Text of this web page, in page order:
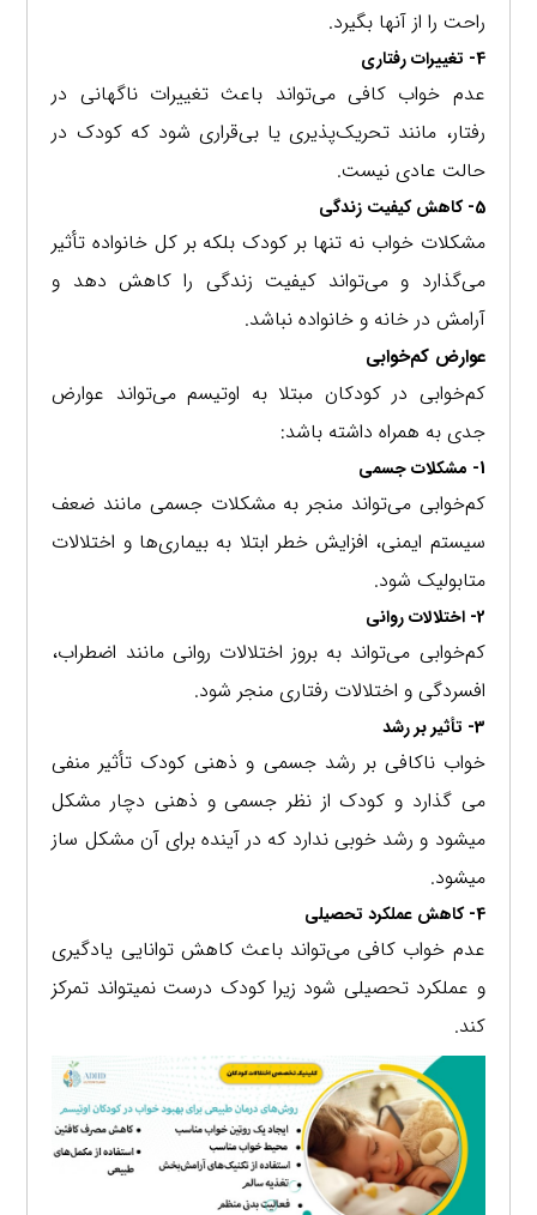
راحت را از آنها بگیرد.
4- تغییرات رفتاری
عدم خواب کافی می‌تواند باعث تغییرات ناگهانی در
رفتار، مانند تحریک‌پذیری یا بی‌قراری شود که کودک در
حالت عادی نیست.
5- کاهش کیفیت زندگی
مشکلات خواب نه تنها بر کودک بلکه بر کل خانواده تأثیر
می‌گذارد و می‌تواند کیفیت زندگی را کاهش دهد و
آرامش در خانه و خانواده نباشد.
عوارض کم‌خوابی
کم‌خوابی در کودکان مبتلا به اوتیسم می‌تواند عوارض
جدی به همراه داشته باشد:
1- مشکلات جسمی
کم‌خوابی می‌تواند منجر به مشکلات جسمی مانند ضعف
سیستم ایمنی، افزایش خطر ابتلا به بیماری‌ها و اختلالات
متابولیک شود.
2- اختلالات روانی
کم‌خوابی می‌تواند به بروز اختلالات روانی مانند اضطراب،
افسردگی و اختلالات رفتاری منجر شود.
3- تأثیر بر رشد
خواب ناکافی بر رشد جسمی و ذهنی کودک تأثیر منفی
می گذارد و کودک از نظر جسمی و ذهنی دچار مشکل
میشود و رشد خوبی ندارد که در آینده برای آن مشکل ساز
میشود.
4- کاهش عملکرد تحصیلی
عدم خواب کافی می‌تواند باعث کاهش توانایی یادگیری
و عملکرد تحصیلی شود زیرا کودک درست نمیتواند تمرکز
کند.